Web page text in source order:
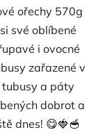
ořechy 570g
své oblíbené
i ovocné
zařazené v
a páty
dobrot a
dnes! 😋🍓🥣